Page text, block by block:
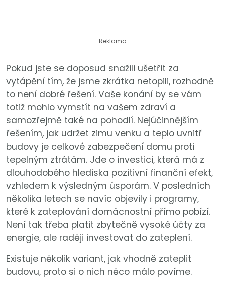
Reklama
Pokud jste se doposud snažili ušetřit za
vytápění tím, že jsme zkrátka netopili, rozhodně
to není dobré řešení. Vaše konání by se vám
totiž mohlo vymstít na vašem zdraví a
samozřejmě také na pohodlí. Nejúčinnějším
řešením, jak udržet zimu venku a teplo uvnitř
budovy je celkové zabezpečení domu proti
tepelným ztrátám. Jde o investici, která má z
dlouhodobého hlediska pozitivní finanční efekt,
vzhledem k výsledným úsporám. V posledních
několika letech se navíc objevily i programy,
které k zateplování domácnostní přímo pobízí.
Není tak třeba platit zbytečně vysoké účty za
energie, ale raději investovat do zateplení.
Existuje několik variant, jak vhodně zateplit
budovu, proto si o nich něco málo povíme.